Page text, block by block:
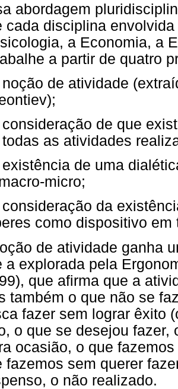
abordagem
cada disciplina
a Economia, a
a partir de quatro
de atividade
de que
as atividades
de uma
micro;
da
como dispositivo em
de atividade ganha
a explorada pela
que afirma que a
também o que não se
fazer sem lograr êxito
o que se desejou fazer,
ocasião, o que
fazemos sem querer
o não realizado.